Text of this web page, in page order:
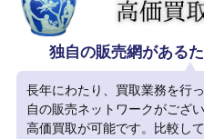
独自の販売網がある
長年にわたり、買取業務を行
自の販売ネットワークがござ
高価買取が可能です。比較して